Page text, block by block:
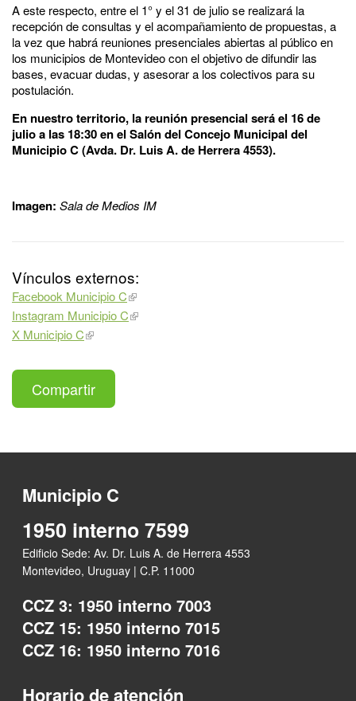
A este respecto, entre el 1° y el 31 de julio se realizará la
recepción de consultas y el acompañamiento de propuestas, a
la vez que habrá reuniones presenciales abiertas al público en
los municipios de Montevideo con el objetivo de difundir las
bases, evacuar dudas, y asesorar a los colectivos para su
postulación.
En nuestro territorio, la reunión presencial será el 16 de
julio a las 18:30 en el Salón del Concejo Municipal del
Municipio C (Avda. Dr. Luis A. de Herrera 4553).
Imagen: Sala de Medios IM
Vínculos externos:
Facebook Municipio C
Instagram Municipio C
X Municipio C
Compartir
Municipio C
1950 interno 7599
Edificio Sede: Av. Dr. Luis A. de Herrera 4553
Montevideo, Uruguay | C.P. 11000
CCZ 3: 1950 interno 7003
CCZ 15: 1950 interno 7015
CCZ 16: 1950 interno 7016
Horario de atención